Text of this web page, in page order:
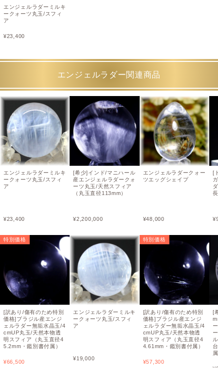
エンジェルラダーミルキ
ークォーツ丸玉/スフィ
ア
¥23,400
エンジェルラダー関連商品
エンジェルラダーミルキ
ークォーツ丸玉/スフィ
ア
¥23,400
特別価格
[訳あり/傷有のため特別
価格]ブラジル産エンジ
ェルラダー無垢水晶玉/4
cmUP丸玉/天然本物透
明スフィア（丸玉直径4
5.2mm・鑑別書付属）
¥66,500
[希少]インド/マニハール
産エンジェルラダークォ
ーツ丸玉/天然スフィア
（丸玉直径113mm）
¥2,200,000
エンジェルラダーミルキ
ークォーツ丸玉/スフィ
ア
¥19,000
エンジェルラダークォー
ツエッグシェイプ
¥48,000
特別価格
[訳あり/傷有のため特別
価格]ブラジル産エンジ
ェルラダー無垢水晶玉/4
cmUP丸玉/天然本物透
明スフィア（丸玉直径4
4.61mm・鑑別書付属）
¥57,300
[
¥
[
¥